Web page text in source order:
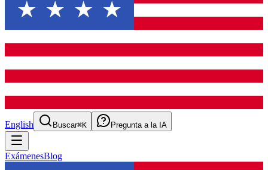
English Buscar⌘K Pregunta a la IA
ExámenesBlog